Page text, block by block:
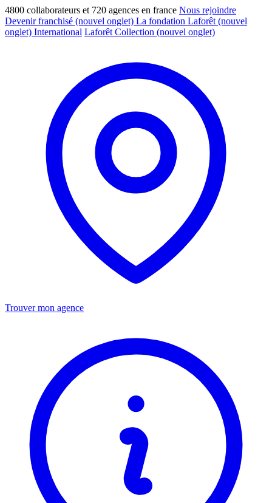
4800 collaborateurs et 720 agences en france Nous rejoindre
Devenir franchisé (nouvel onglet) La fondation Laforêt (nouvel
onglet) International Laforêt Collection (nouvel onglet)
Trouver mon agence